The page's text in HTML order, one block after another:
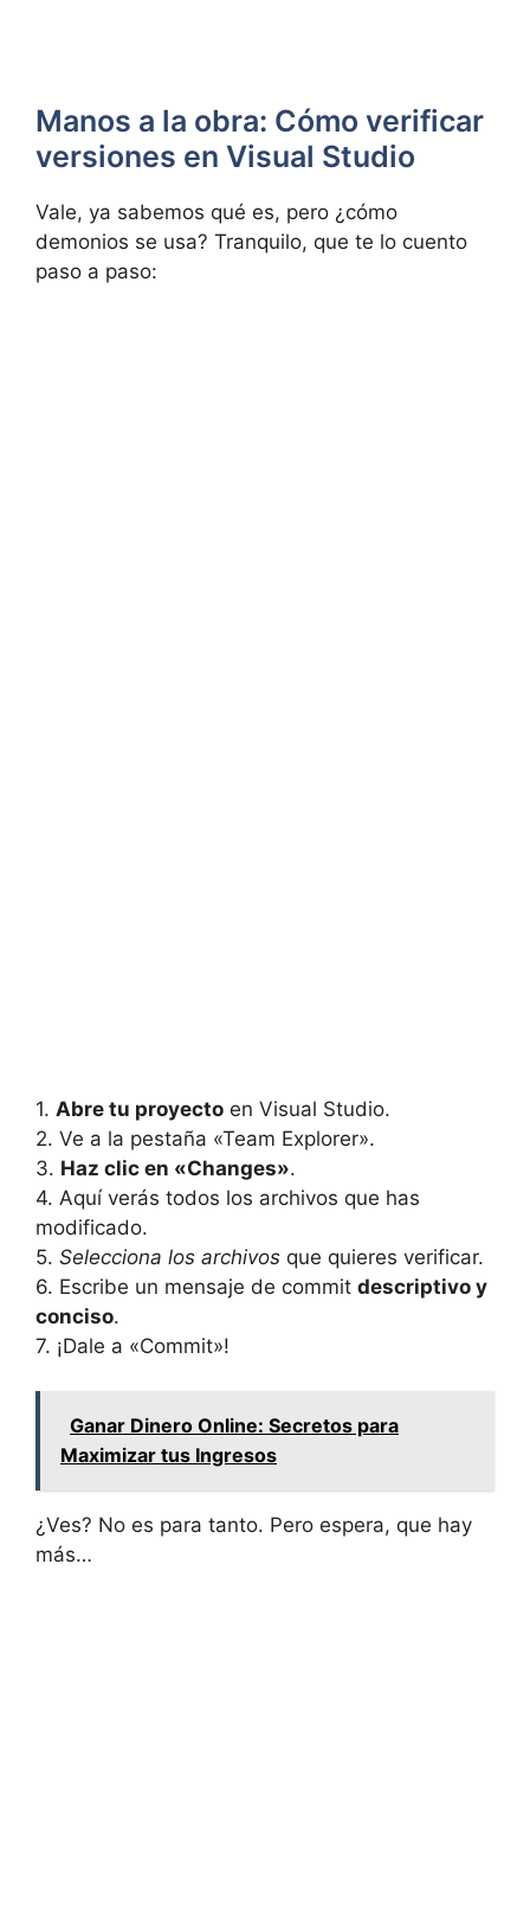
Manos a la obra: Cómo verificar
versiones en Visual Studio
Vale, ya sabemos qué es, pero ¿cómo
demonios se usa? Tranquilo, que te lo cuento
paso a paso:
1. Abre tu proyecto en Visual Studio.
2. Ve a la pestaña «Team Explorer».
3. Haz clic en «Changes».
4. Aquí verás todos los archivos que has
modificado.
5. Selecciona los archivos que quieres verificar.
6. Escribe un mensaje de commit descriptivo y
conciso.
7. ¡Dale a «Commit»!
Ganar Dinero Online: Secretos para
Maximizar tus Ingresos
¿Ves? No es para tanto. Pero espera, que hay
más…